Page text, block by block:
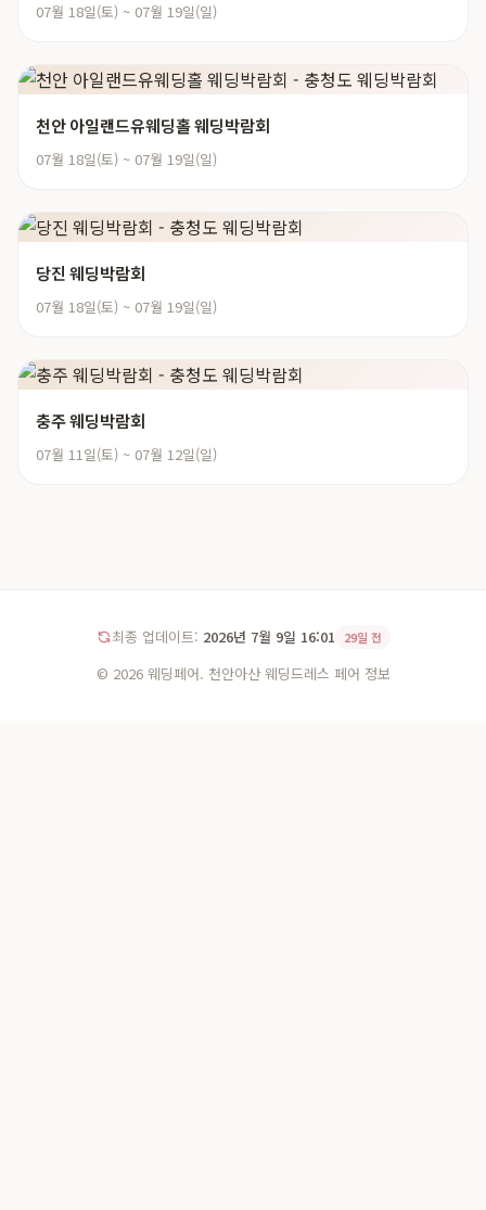
07월 18일(토) ~ 07월 19일(일)
천안 아일랜드유웨딩홀 웨딩박람회
07월 18일(토) ~ 07월 19일(일)
당진 웨딩박람회
07월 18일(토) ~ 07월 19일(일)
충주 웨딩박람회
07월 11일(토) ~ 07월 12일(일)
최종 업데이트: 2026년 7월 9일 16:01 29일 전
© 2026 웨딩페어. 천안아산 웨딩드레스 페어 정보